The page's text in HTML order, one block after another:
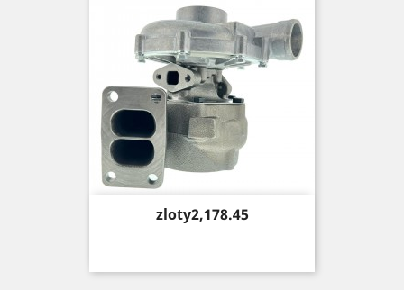
Price
zloty2,178.45